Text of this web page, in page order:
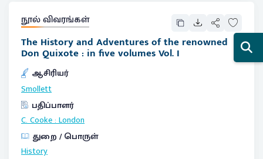
நூல் விவரங்கள்
The History and Adventures of the renowned
Don Quixote : in five volumes Vol. I
ஆசிரியர்
Smollett
பதிப்பாளர்
C. Cooke:London
துறை / பொருள்
History